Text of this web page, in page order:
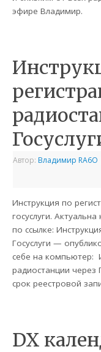
эфире Владимир.
Автор: Владимир RA6O
Инструкция по
госуслуги.
по ссылке:
Госуслуги —
себе на компьютер:
радиостанции через
срок реестровой
DX